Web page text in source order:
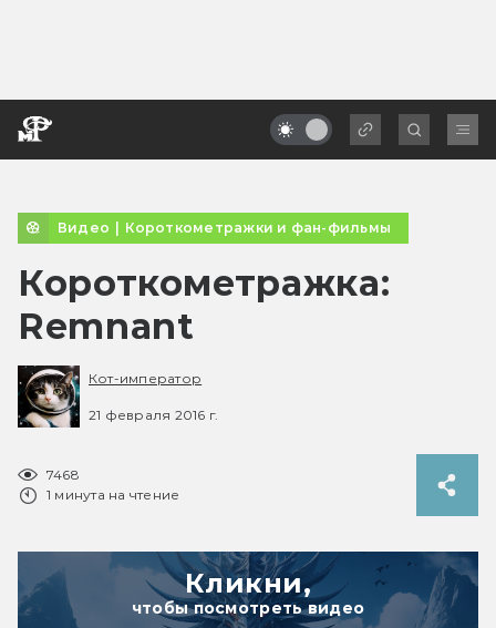
Видео | Короткометражки и фан-фильмы
Короткометражка:
Remnant
Кот-император
21 февраля 2016 г.
7468
1 минута на чтение
Кликни,
чтобы посмотреть видео